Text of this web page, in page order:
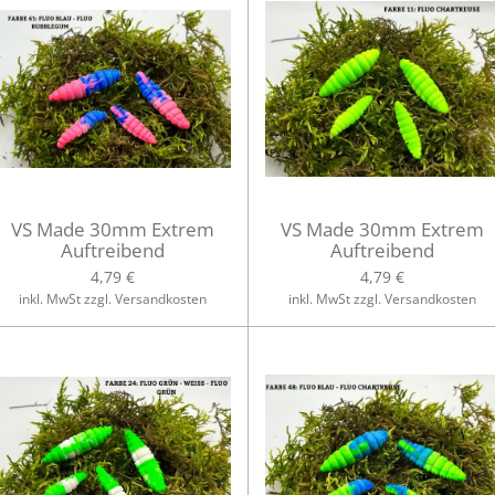
VS Made 30mm Extrem
Auftreibend
4,79 €
inkl. MwSt zzgl. Versandkosten
VS Made 30mm Extrem
Auftreibend
4,79 €
inkl. MwSt zzgl. Versandkosten